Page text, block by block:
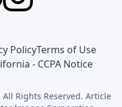
PolicyTerms of Use
- CCPA Notice
Rights Reserved. Article